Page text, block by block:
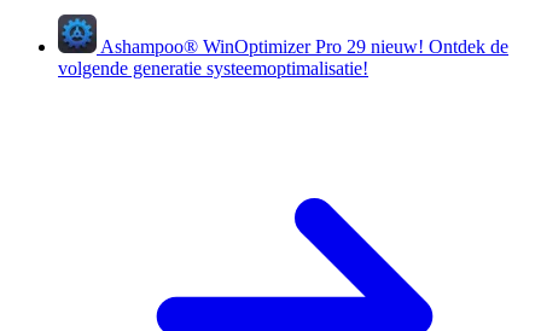
Ashampoo® WinOptimizer Pro 29 nieuw! Ontdek de
volgende generatie systeemoptimalisatie!